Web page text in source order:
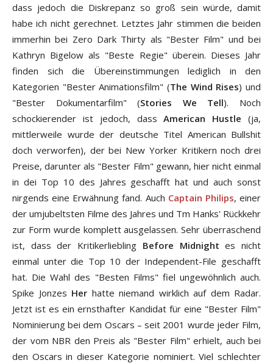
dass jedoch die Diskrepanz so groß sein würde, damit
habe ich nicht gerechnet. Letztes Jahr stimmen die beiden
immerhin bei Zero Dark Thirty als "Bester Film" und bei
Kathryn Bigelow als "Beste Regie" überein. Dieses Jahr
finden sich die Übereinstimmungen lediglich in den
Kategorien "Bester Animationsfilm" (The Wind Rises) und
"Bester Dokumentarfilm" (Stories We Tell). Noch
schockierender ist jedoch, dassAmerican Hustle (ja,
mittlerweile wurde der deutsche Titel American Bullshit
doch verworfen), der bei New Yorker Kritikern noch drei
Preise, darunter als "Bester Film" gewann, hier nicht einmal
in dei Top 10 des Jahres geschafft hat und auch sonst
nirgends eine Erwähnung fand. Auch Captain Philips, einer
der umjubeltsten Filme des Jahres und Tm Hanks' Rückkehr
zur Form wurde komplett ausgelassen. Sehr überraschend
ist, dass der Kritikerliebling Before Midnight es nicht
einmal unter die Top 10 der Independent-File geschafft
hat. Die Wahl des "Besten Films" fiel ungewöhnlich auch.
Spike Jonzes Her hatte niemand wirklich auf dem Radar.
Jetzt ist es ein ernsthafter Kandidat für eine "Bester Film"
Nominierung bei dem Oscars – seit 2001 wurde jeder Film,
der vom NBR den Preis als "Bester Film" erhielt, auch bei
den Oscars in dieser Kategorie nominiert. Viel schlechter